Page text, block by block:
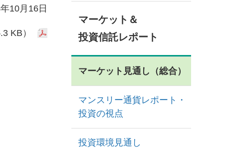
10月16日
KB）
マーケット＆
投資信託レポート
マーケット見通し（総合）
マンスリー通貨レポート・
投資の視点
投資環境見通し